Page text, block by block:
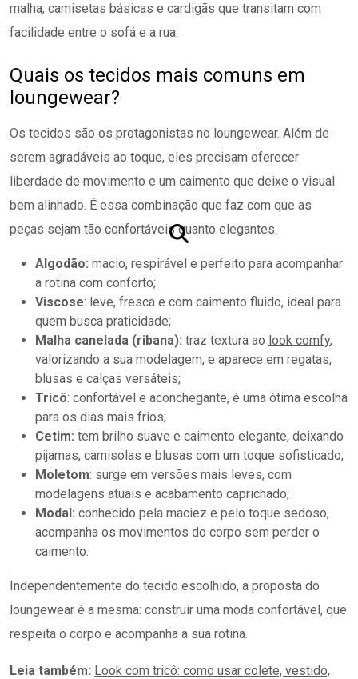
malha, camisetas básicas e cardigãs que transitam com
facilidade entre o sofá e a rua.
Quais os tecidos mais comuns em
loungewear?
Os tecidos são os protagonistas no loungewear. Além de
serem agradáveis ao toque, eles precisam oferecer
liberdade de movimento e um caimento que deixe o visual
bem alinhado. É essa combinação que faz com que as
peças sejam tão confortáveis quanto elegantes.
Algodão: macio, respirável e perfeito para acompanhar
a rotina com conforto;
Viscose: leve, fresca e com caimento fluido, ideal para
quem busca praticidade;
Malha canelada (ribana): traz textura ao look comfy,
valorizando a sua modelagem, e aparece em regatas,
blusas e calças versáteis;
Tricô: confortável e aconchegante, é uma ótima escolha
para os dias mais frios;
Cetim: tem brilho suave e caimento elegante, deixando
pijamas, camisolas e blusas com um toque sofisticado;
Moletom: surge em versões mais leves, com
modelagens atuais e acabamento caprichado;
Modal: conhecido pela maciez e pelo toque sedoso,
acompanha os movimentos do corpo sem perder o
caimento.
Independentemente do tecido escolhido, a proposta do
loungewear é a mesma: construir uma moda confortável, que
respeita o corpo e acompanha a sua rotina.
Leia também: Look com tricô: como usar colete, vestido,